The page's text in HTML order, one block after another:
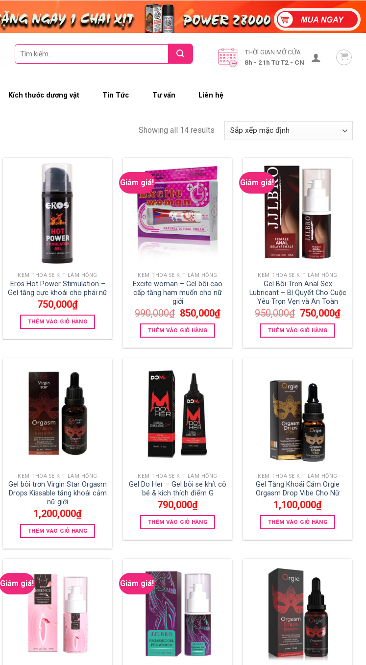
Tìm
kiếm:
THỜI GIAN MỞ CỬA
8h - 21h Từ T2 - CN
Kích thước dương vật Tin Tức Tư vấn Liên hệ
Showing all 14 results
KEM THOA SE KÍT LÀM HỒNG
Eros Hot Power Stimulation –
Gel tăng cực khoái cho phái nữ
750,000₫
THÊM VÀO GIỎ HÀNG
Giảm giá!
KEM THOA SE KÍT LÀM HỒNG
Excite woman – Gel bôi cao
cấp tăng ham muốn cho nữ
giới
990,000₫
Giá
gốc
là:
990,000₫.
850,000₫Giá
THÊM VÀO GIỎ HÀNG
Giảm giá!
KEM THOA SE KÍT LÀM HỒNG
Gel Bôi Trơn Anal Sex
Lubricant – Bí Quyết Cho Cuộc
Yêu Trọn Vẹn và An Toàn
950,000₫
Giá
gốc
là:
950,000₫.
750,000₫Giá
THÊM VÀO GIỎ HÀNG
KEM THOA SE KÍT LÀM HỒNG
Gel bôi trơn Virgin Star Orgasm
Drops Kissable tăng khoái cảm
nữ giới
1,200,000₫
THÊM VÀO GIỎ HÀNG
KEM THOA SE KÍT LÀM HỒNG
Gel Do Her – Gel bôi se khít cô
bé & kích thích điểm G
790,000₫
THÊM VÀO GIỎ HÀNG
KEM THOA SE KÍT LÀM HỒNG
Gel Tăng Khoái Cảm Orgie
Orgasm Drop Vibe Cho Nữ
1,100,000₫
THÊM VÀO GIỎ HÀNG
Giảm giá! Giảm giá!